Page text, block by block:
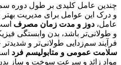
چندین عامل کلیدی بر طول دوره
و درک این عوامل برای مدیریت
عامل، دوز و مدت زمان مصرف
و طولانی‌تر باشد، بدن وابستگی
فرآیند سم‌زدایی طولانی‌تر و
سلامت عمومی و متابولیسم فرد
مواد زائد و سرعت سوخت و ساز